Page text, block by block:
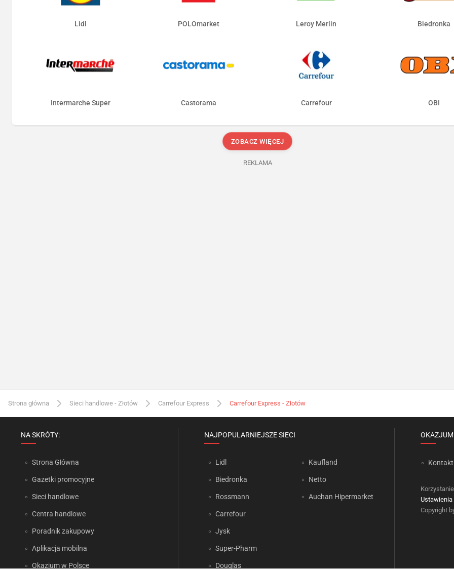
Lidl POLOmarket Leroy Merlin Biedronka
Intermarche Super Castorama Carrefour OBI
ZOBACZ WIĘCEJ
REKLAMA
Strona główna Sieci handlowe - Złotów Carrefour Express Carrefour Express - Złotów
NA SKRÓTY:
Strona Główna
Gazetki promocyjne
Sieci handlowe
Centra handlowe
Poradnik zakupowy
Aplikacja mobilna
Okazjum w Polsce
NAJPOPULARNIEJSZE SIECI
Lidl
Biedronka
Rossmann
Carrefour
Jysk
Super-Pharm
Douglas
Kaufland
Netto
Auchan Hipermarket
Kontakt
Copyright